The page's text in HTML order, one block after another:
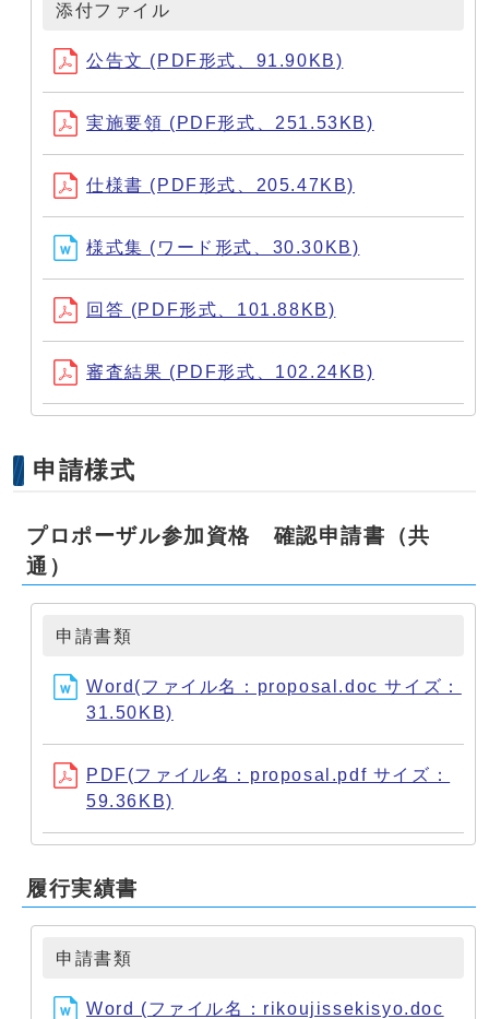
添付ファイル
公告文 (PDF形式、91.90KB)
実施要領 (PDF形式、251.53KB)
仕様書 (PDF形式、205.47KB)
様式集 (ワード形式、30.30KB)
回答 (PDF形式、101.88KB)
審査結果 (PDF形式、102.24KB)
申請様式
プロポーザル参加資格 確認申請書（共
通）
申請書類
Word(ファイル名：proposal.doc サイズ：
31.50KB)
PDF(ファイル名：proposal.pdf サイズ：
59.36KB)
履行実績書
申請書類
Word (ファイル名：rikoujissekisyo.doc